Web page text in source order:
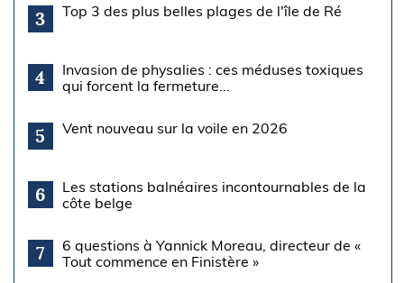
3 Top 3 des plus belles plages de l'île de Ré
4
Invasion de physalies : ces méduses toxiques
qui forcent la fermeture...
5 Vent nouveau sur la voile en 2026
6
Les stations balnéaires incontournables de la
côte belge
7
6 questions à Yannick Moreau, directeur de «
Tout commence en Finistère »